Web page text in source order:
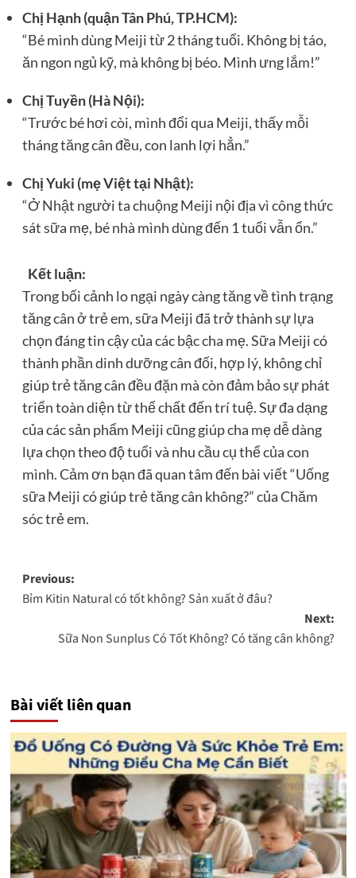
Chị Hạnh (quận Tân Phú, TP.HCM):
“Bé mình dùng Meiji từ 2 tháng tuổi. Không bị táo,
ăn ngon ngủ kỹ, mà không bị béo. Mình ưng lắm!”
Chị Tuyền (Hà Nội):
“Trước bé hơi còi, mình đổi qua Meiji, thấy mỗi
tháng tăng cân đều, con lanh lợi hẳn.”
Chị Yuki (mẹ Việt tại Nhật):
“Ở Nhật người ta chuộng Meiji nội địa vì công thức
sát sữa mẹ, bé nhà mình dùng đến 1 tuổi vẫn ổn.”
Kết luận:
Trong bối cảnh lo ngại ngày càng tăng về tình trạng
tăng cân ở trẻ em, sữa Meiji đã trở thành sự lựa
chọn đáng tin cậy của các bậc cha mẹ. Sữa Meiji có
thành phần dinh dưỡng cân đối, hợp lý, không chỉ
giúp trẻ tăng cân đều đặn mà còn đảm bảo sự phát
triển toàn diện từ thể chất đến trí tuệ. Sự đa dạng
của các sản phẩm Meiji cũng giúp cha mẹ dễ dàng
lựa chọn theo độ tuổi và nhu cầu cụ thể của con
mình. Cảm ơn bạn đã quan tâm đến bài viết “Uống
sữa Meiji có giúp trẻ tăng cân không?” của Chăm
sóc trẻ em.
Post
navigation
Previous:
Bỉm Kitin Natural có tốt không? Sản xuất ở đâu?
Next:
Sữa Non Sunplus Có Tốt Không? Có tăng cân không?
Bài viết liên quan